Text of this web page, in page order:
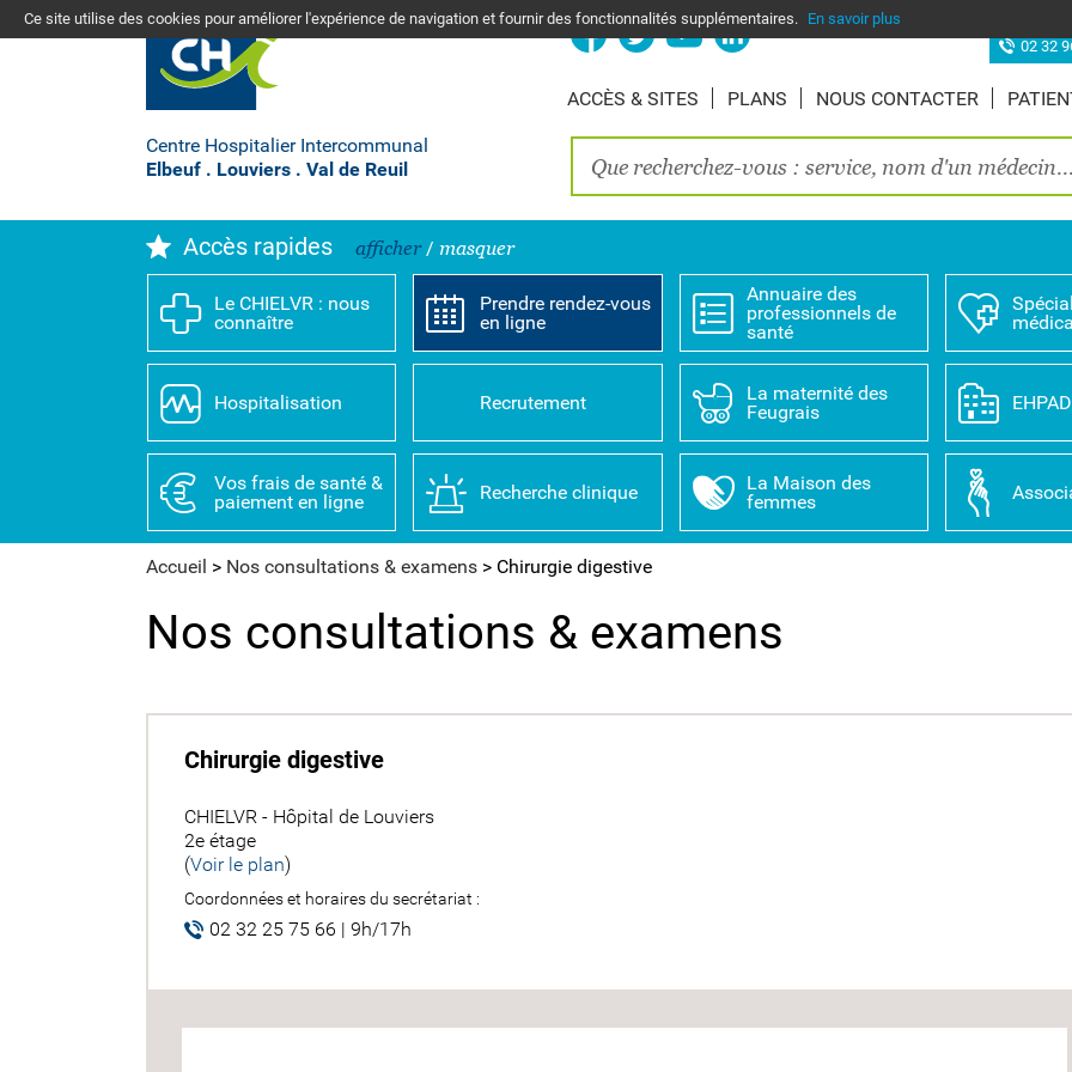
Ce site utilise des cookies pour améliorer l'expérience de navigation et fournir des fonctionnalités supplémentaires. En savoir plus
Centre Hospitalier Intercommunal
Elbeuf . Louviers . Val de Reuil
02 32
ACCÈS & SITES PLANS NOUS CONTACTER
Accès rapides afficher/ masquer
Le CHIELVR : nous
connaître
Prendre rendez-vous
en ligne
Annuaire des
professionnels de
santé
Hospitalisation Recrutement
La maternité des
Feugrais
EHPAD
Vos frais de santé &
paiement en ligne
Recherche clinique
La Maison des
femmes
Accueil > Nos consultations & examens > Chirurgie digestive
Nos consultations & examens
Chirurgie digestive
CHIELVR - Hôpital de Louviers
2e étage
(Voir le plan)
Coordonnées et horaires du secrétariat :
02 32 25 75 66 | 9h/17h